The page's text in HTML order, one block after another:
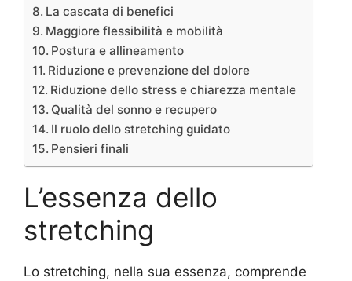
La cascata di benefici
Maggiore flessibilità e mobilità
Postura e allineamento
Riduzione e prevenzione del dolore
Riduzione dello stress e chiarezza mentale
Qualità del sonno e recupero
Il ruolo dello stretching guidato
Pensieri finali
L’essenza dello
stretching
Lo stretching, nella sua essenza, comprende